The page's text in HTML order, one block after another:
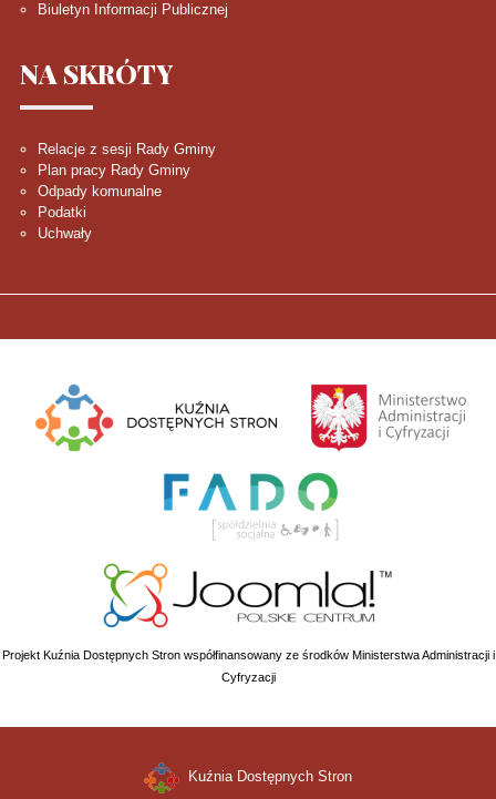
Biuletyn Informacji Publicznej
NA SKRÓTY
Relacje z sesji Rady Gminy
Plan pracy Rady Gminy
Odpady komunalne
Podatki
Uchwały
Projekt Kuźnia Dostępnych Stron współfinansowany ze środków Ministerstwa Administracji i
Cyfryzacji
Kuźnia Dostępnych Stron